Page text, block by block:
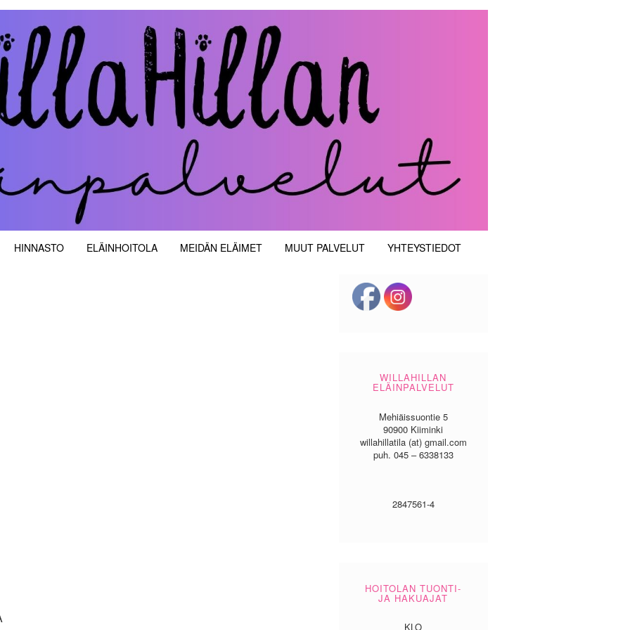
HINNASTO ELÄINHOITOLA MEIDÄN ELÄIMET MUUT PALVELUT YHTEYSTIEDOT
WILLAHILLAN
ELÄINPALVELUT
Mehiäissuontie 5
90900 Kiiminki
willahillatila (at) gmail.com
puh. 045 – 6338133
2847561-4
HOITOLAN TUONTI-
JA HAKUAJAT
KLO